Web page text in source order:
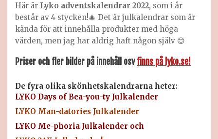
Här är Lyko adventskalendrar 2022, som i år
består av 4 stycken!🎄 Det är julkalendrar som är
kända för att innehålla produkter med höga
värden, men jag har aldrig haft någon själv 😊
Priser och fler bilder på innehåll osvfinns på lyko.se!
De fyra olika skönhetskalendrarna heter:
LYKO Days of Bea-you-ty Julkalender
LYKO Man-datories Julkalender
LYKO Me-phoria Julkalender och